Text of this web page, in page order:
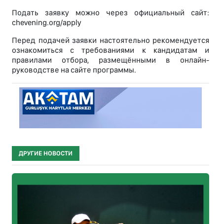
Подать заявку можно через официальный сайт:
chevening.org/apply
Перед подачей заявки настоятельно рекомендуется
ознакомиться с требованиями к кандидатам и
правилами отбора, размещёнными в онлайн-
руководстве на сайте программы.
ДРУГИЕ НОВОСТИ